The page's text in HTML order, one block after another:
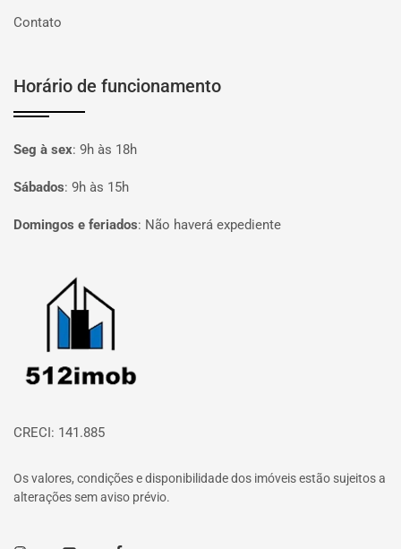
Contato
Horário de funcionamento
Seg à sex: 9h às 18h
Sábados: 9h às 15h
Domingos e feriados: Não haverá expediente
Página inicial
CRECI: 141.885
Os valores, condições e disponibilidade dos imóveis estão sujeitos a
alterações sem aviso prévio.